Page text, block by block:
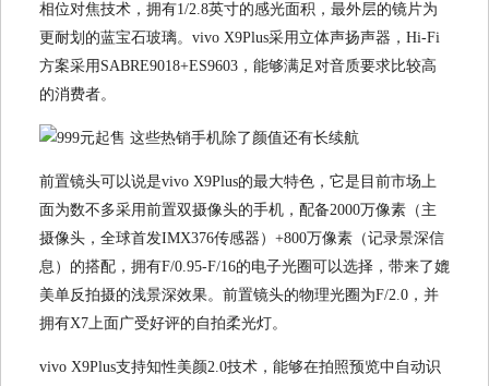
相位对焦技术，拥有1/2.8英寸的感光面积，最外层的镜片为
更耐划的蓝宝石玻璃。vivo X9Plus采用立体声扬声器，Hi-Fi
方案采用SABRE9018+ES9603，能够满足对音质要求比较高
的消费者。
前置镜头可以说是vivo X9Plus的最大特色，它是目前市场上
面为数不多采用前置双摄像头的手机，配备2000万像素（主
摄像头，全球首发IMX376传感器）+800万像素（记录景深信
息）的搭配，拥有F/0.95-F/16的电子光圈可以选择，带来了媲
美单反拍摄的浅景深效果。前置镜头的物理光圈为F/2.0，并
拥有X7上面广受好评的自拍柔光灯。
vivo X9Plus支持知性美颜2.0技术，能够在拍照预览中自动识